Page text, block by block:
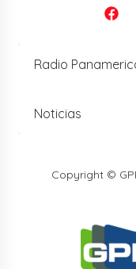
Radio
Noticias
Copyright ©